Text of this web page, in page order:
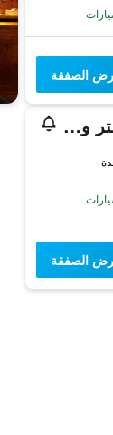
الصفقة
هوليداي إن A55 تشيستر ويست
الصفقة